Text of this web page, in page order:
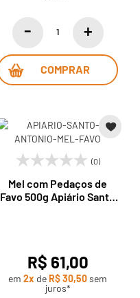
COMPRAR
(0)
Mel com Pedaços de
Favo 500g Apiário Santo
R$ 61,00
em 2x deR$ 30,50sem
juros*